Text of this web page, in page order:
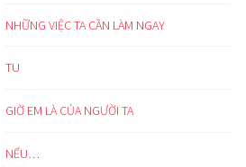
NHỮNG VIỆC TA CẦN LÀM NGAY
TU
GIỜ EM LÀ CỦA NGƯỜI TA
NẾU…